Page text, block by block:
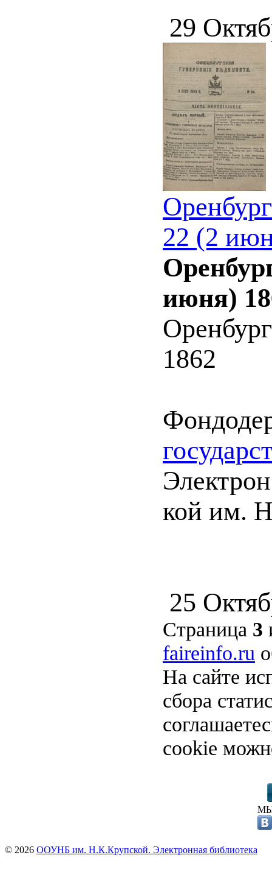
29
22 (2
июня)
1862
кой им.
25
Страница 3
faireinfo.ru
На сайте
сбора
cookie
© 2026 ООУНБ им. Н.К.Крупской. Электронная библиотека